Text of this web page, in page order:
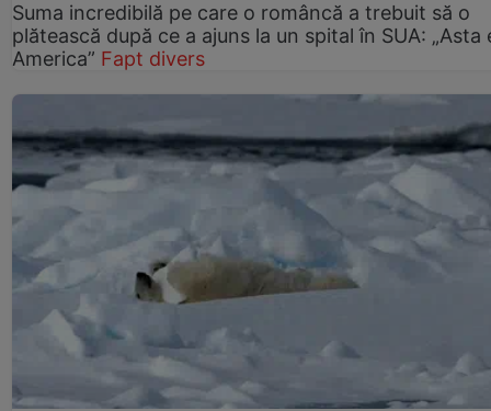
Suma incredibilă pe care o româncă a trebuit să o
plătească după ce a ajuns la un spital în SUA: „Asta
America” Fapt divers